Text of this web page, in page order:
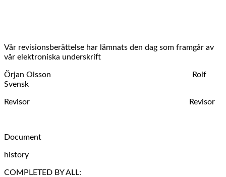
Vår revisionsberättelse har lämnats den dag som framgår av
vår elektroniska underskrift
Örjan Olsson Rolf
Svensk
Revisor Revisor
Document
history
COMPLETED BY ALL: